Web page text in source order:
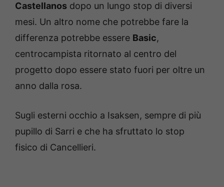
Castellanos dopo un lungo stop di diversi
mesi. Un altro nome che potrebbe fare la
differenza potrebbe essere Basic,
centrocampista ritornato al centro del
progetto dopo essere stato fuori per oltre un
anno dalla rosa.
Sugli esterni occhio a Isaksen, sempre di più
pupillo di Sarri e che ha sfruttato lo stop
fisico di Cancellieri.